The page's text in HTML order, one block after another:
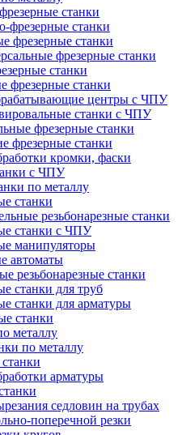
станки
фрезерные станки
фрезерные станки
фрезерные станки
станки
фрезерные станки
центры с ЧПУ
станки с ЧПУ
фрезерные станки
фрезерные станки
кромки, фаски
с ЧПУ
по металлу
станки
резьбонарезные станки
станки с ЧПУ
манипуляторы
автоматы
резьбонарезные станки
станки для труб
станки для арматуры
станки
металлу
по металлу
арматуры
седловин на трубаx
поперечной резки